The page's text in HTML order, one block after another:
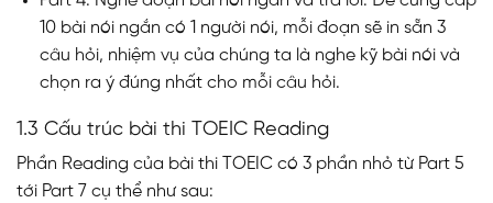
10 bài nói ngắn có 1 người nói, mỗi đoạn sẽ in sẵn 3
câu hỏi, nhiệm vụ của chúng ta là nghe kỹ bài nói và
chọn ra ý đúng nhất cho mỗi câu hỏi.
1.3 Cấu trúc bài thi TOEIC Reading
Phần Reading của bài thi TOEIC có 3 phần nhỏ từ Part 5
tới Part 7 cụ thể như sau: